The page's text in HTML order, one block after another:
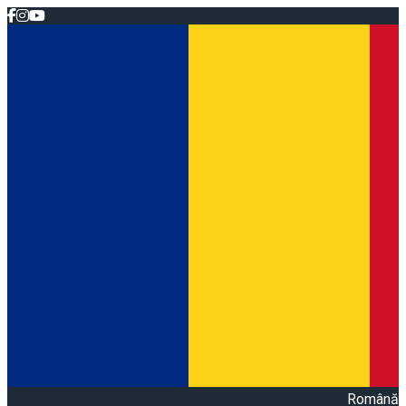
Română